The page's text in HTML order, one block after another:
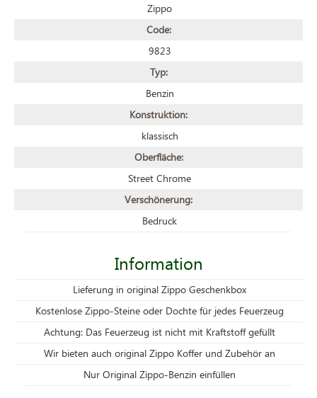
Zippo
Code:
9823
Typ:
Benzin
Konstruktion:
klassisch
Oberfläche:
Street Chrome
Verschönerung:
Bedruck
Information
Lieferung in original Zippo Geschenkbox
Kostenlose Zippo-Steine oder Dochte für jedes Feuerzeug
Achtung: Das Feuerzeug ist nicht mit Kraftstoff gefüllt
Wir bieten auch original Zippo Koffer und Zubehör an
Nur Original Zippo-Benzin einfüllen